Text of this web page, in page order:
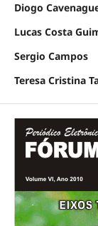
Diogo
Lucas Costa
Sergio Campos
Teresa Cristina